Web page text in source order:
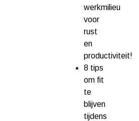
werkmilieu
voor
rust
en
productiviteit!
8 tips
om fit
te
blijven
tijdens